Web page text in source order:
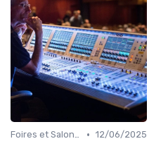
Foires et Salons Grand Public • 12/06/2025